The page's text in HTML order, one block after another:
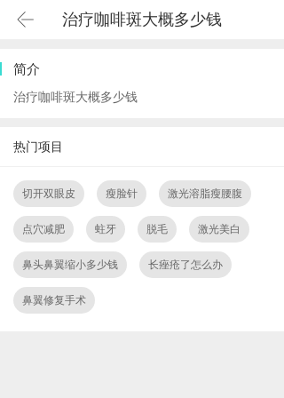
治疗咖啡斑大概多少钱
简介
治疗咖啡斑大概多少钱
热门项目
切开双眼皮 瘦脸针 激光溶脂瘦腰腹
点穴减肥 蛀牙 脱毛 激光美白
鼻头鼻翼缩小多少钱 长痤疮了怎么办
鼻翼修复手术